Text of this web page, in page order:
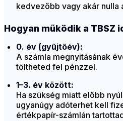
kedvezőbb vagy akár nulla
Hogyan működik a TBSZ
0. év (gyűjtőév):
A számla megnyitásának
töltheted fel pénzzel.
1–3. év között:
Ha szükség miatt előbb
ugyanúgy adóterhet kell
értékpapír-számlán